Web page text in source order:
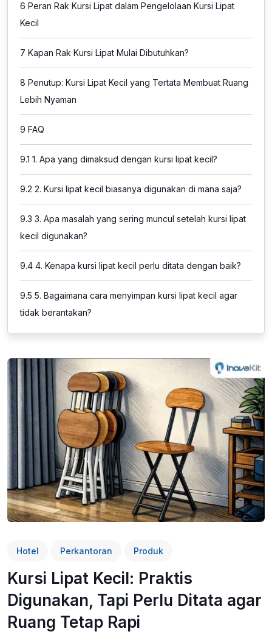
6 Peran Rak Kursi Lipat dalam Pengelolaan Kursi Lipat
Kecil
7 Kapan Rak Kursi Lipat Mulai Dibutuhkan?
8 Penutup: Kursi Lipat Kecil yang Tertata Membuat Ruang
Lebih Nyaman
9 FAQ
9.1 1. Apa yang dimaksud dengan kursi lipat kecil?
9.2 2. Kursi lipat kecil biasanya digunakan di mana saja?
9.3 3. Apa masalah yang sering muncul setelah kursi lipat
kecil digunakan?
9.4 4. Kenapa kursi lipat kecil perlu ditata dengan baik?
9.5 5. Bagaimana cara menyimpan kursi lipat kecil agar
tidak berantakan?
Hotel Perkantoran Produk
Kursi Lipat Kecil: Praktis
Digunakan, Tapi Perlu Ditata agar
Ruang Tetap Rapi